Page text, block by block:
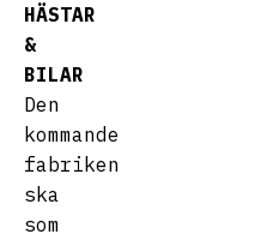
HÄSTAR
&
BILAR
Den
kommande
fabriken
ska
som